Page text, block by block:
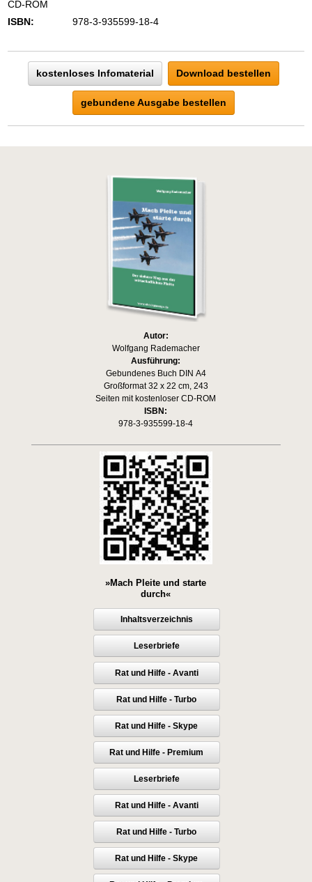
CD-ROM
ISBN:
978-3-935599-18-4
kostenloses Infomaterial Download bestellen
gebundene Ausgabe bestellen
Autor:
Wolfgang Rademacher
Ausführung:
Gebundenes Buch DIN A4
Großformat 32 x 22 cm, 243
Seiten mit kostenloser CD-ROM
ISBN:
978-3-935599-18-4
»Mach Pleite und starte
durch«
Inhaltsverzeichnis
Leserbriefe
Rat und Hilfe - Avanti
Rat und Hilfe - Turbo
Rat und Hilfe - Skype
Rat und Hilfe - Premium
Leserbriefe
Rat und Hilfe - Avanti
Rat und Hilfe - Turbo
Rat und Hilfe - Skype